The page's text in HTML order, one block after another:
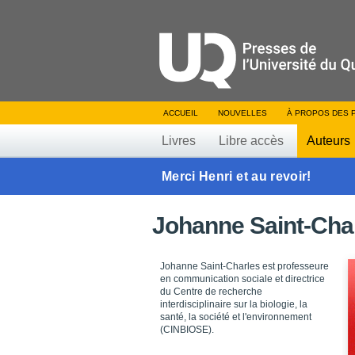
ACCUEIL NOUVELLES À PROPOS DES
Livres Libre accès Auteurs
Merci Henri et au revoir!
Johanne Saint-
Johanne Saint-Charles est professeure
en communication sociale et directrice
du Centre de recherche
interdisciplinaire sur la biologie, la
santé, la société et l'environnement
(CINBIOSE).